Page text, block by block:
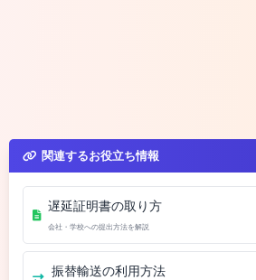
関連するお役立ち情報
遅延証明書の取り方
会社・学校への提出方法を解説
振替輸送の利用方法